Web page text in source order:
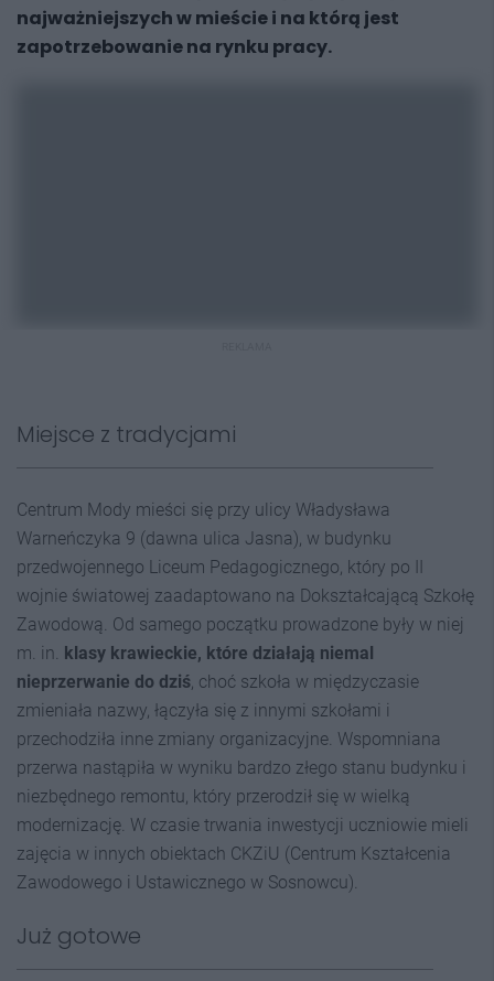
najważniejszych w mieście i na którą jest
zapotrzebowanie na rynku pracy.
Miejsce z tradycjami
Centrum Mody mieści się przy ulicy Władysława
Warneńczyka 9 (dawna ulica Jasna), w budynku
przedwojennego Liceum Pedagogicznego, który po II
wojnie światowej zaadaptowano na Dokształcającą Szkołę
Zawodową. Od samego początku prowadzone były w niej
m. in. klasy krawieckie, które działają niemal
nieprzerwanie do dziś , choć szkoła w międzyczasie
zmieniała nazwy, łączyła się z innymi szkołami i
przechodziła inne zmiany organizacyjne. Wspomniana
przerwa nastąpiła w wyniku bardzo złego stanu budynku i
niezbędnego remontu, który przerodził się w wielką
modernizację. W czasie trwania inwestycji uczniowie mieli
zajęcia w innych obiektach CKZiU (Centrum Kształcenia
Zawodowego i Ustawicznego w Sosnowcu).
Już gotowe